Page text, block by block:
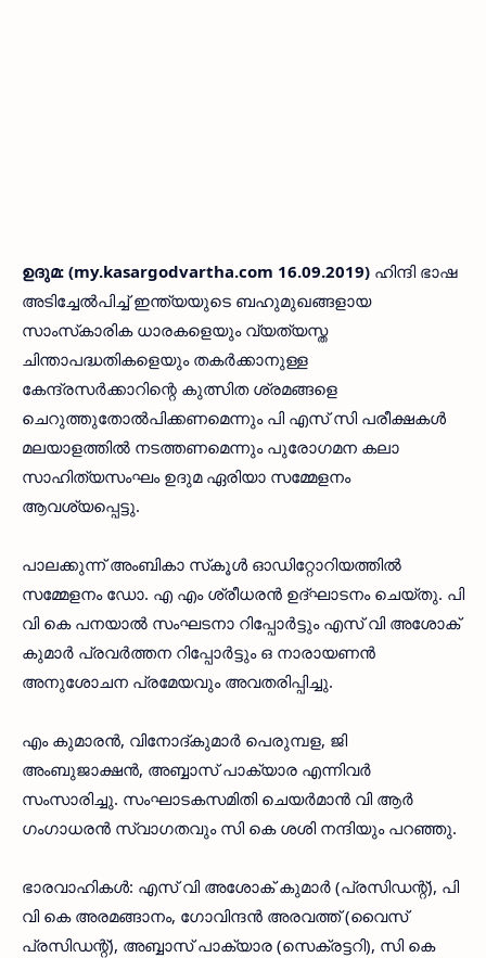
ഉദുമ: (my.kasargodvartha.com 16.09.2019) ഹിന്ദി ഭാഷ
അടിച്ചേല്‍പിച്ച് ഇന്ത്യയുടെ ബഹുമുഖങ്ങളായ
സാംസ്‌കാരിക ധാരകളെയും വ്യത്യസ്ത
ചിന്താപദ്ധതികളെയും തകര്‍ക്കാനുള്ള
കേന്ദ്രസര്‍ക്കാറിന്റെ കുത്സിത ശ്രമങ്ങളെ
ചെറുത്തുതോല്‍പിക്കണമെന്നും പി എസ് സി പരീക്ഷകള്‍
മലയാളത്തില്‍ നടത്തണമെന്നും പുരോഗമന കലാ
സാഹിത്യസംഘം ഉദുമ ഏരിയാ സമ്മേളനം
ആവശ്യപ്പെട്ടു.
പാലക്കുന്ന് അംബികാ സ്‌കൂള്‍ ഓഡിറ്റോറിയത്തില്‍
സമ്മേളനം ഡോ. എ എം ശ്രീധരന്‍ ഉദ്ഘാടനം ചെയ്തു. പി
വി കെ പനയാല്‍ സംഘടനാ റിപ്പോര്‍ട്ടും എസ് വി അശോക്
കുമാര്‍ പ്രവര്‍ത്തന റിപ്പോര്‍ട്ടും ഒ നാരായണന്‍
അനുശോചന പ്രമേയവും അവതരിപ്പിച്ചു.
എം കുമാരന്‍, വിനോദ്കുമാര്‍ പെരുമ്പള, ജി
അംബുജാക്ഷന്‍, അബ്ബാസ് പാക്യാര എന്നിവര്‍
സംസാരിച്ചു. സംഘാടകസമിതി ചെയര്‍മാന്‍ വി ആര്‍
ഗംഗാധരന്‍ സ്വാഗതവും സി കെ ശശി നന്ദിയും പറഞ്ഞു.
ഭാരവാഹികള്‍: എസ് വി അശോക് കുമാര്‍ (പ്രസിഡന്റ്), പി
വി കെ അരമങ്ങാനം, ഗോവിന്ദന്‍ അരവത്ത് (വൈസ്
പ്രസിഡന്റ്), അബ്ബാസ് പാക്യാര (സെക്രട്ടറി), സി കെ